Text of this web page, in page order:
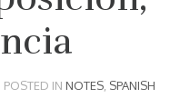
POSTED IN NOTES, SPANISH